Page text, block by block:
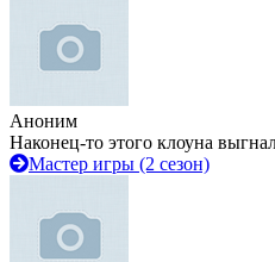
Аноним
Наконец-то этого клоуна
Мастер игры (2 сезон)